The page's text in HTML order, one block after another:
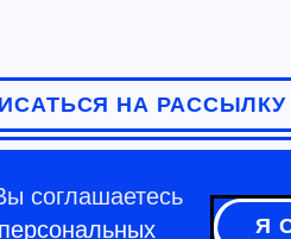
НА РАССЫЛКУ
соглашаетесь
Я